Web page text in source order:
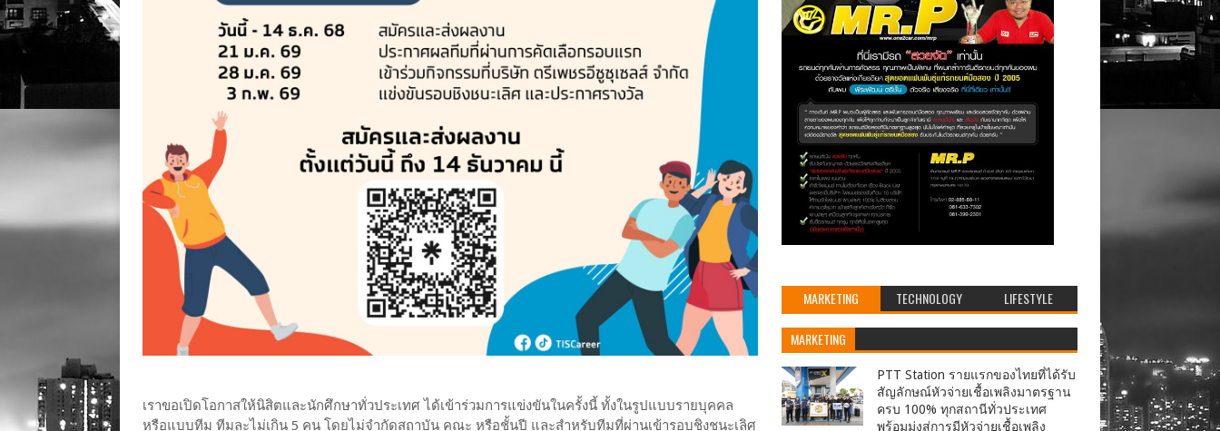
เราขอเปิดโอกาสให้นิสิตและนักศึกษาทั่วประเทศ ได้เข้าร่วมการแข่งขันในครั้งนี้ ทั้งในรูปแบบรายบุคคล
หรือแบบทีม ทีมละไม่เกิน 5 คน โดยไม่จำกัดสถาบัน คณะ หรือชั้นปี และสำหรับทีมที่ผ่านเข้ารอบชิงชนะเลิศ
MARKETING TECHNOLOGY LIFESTYLE
MARKETING
PTT Station รายแรกของไทยที่ได้รับ
สัญลักษณ์หัวจ่ายเชื้อเพลิงมาตรฐาน
ครบ 100% ทุกสถานีทั่วประเทศ
พร้อมมุ่งสู่การมีหัวจ่ายเชื้อเพลิง